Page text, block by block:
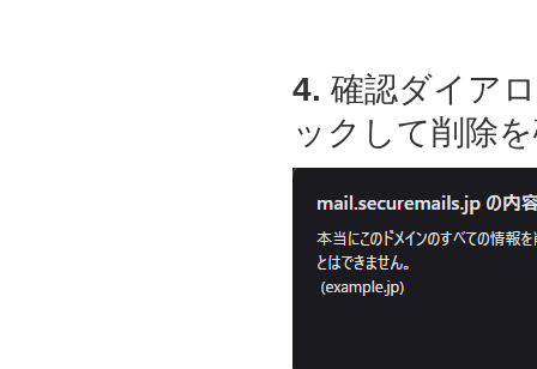
4. 確認ダイア
ックして削除